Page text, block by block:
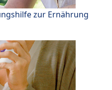
zur Ernährung